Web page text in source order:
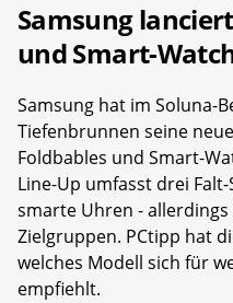
Samsung
und Smart-
Samsung hat im Soluna-
Tiefenbrunnen seine
Foldbables und Smart-
Line-Up umfasst drei
smarte Uhren -
Zielgruppen. PCtipp hat
welches Modell sich für
empfiehlt.